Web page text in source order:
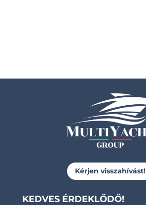
Kérjen visszahívást!
KEDVES ÉRDEKLŐDŐ!